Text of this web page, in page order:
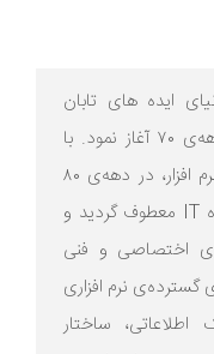
ایده های تابان
فناوری (داتک) فعالیت خود را در دهه‌ی 70 آغاز نمود. با
گسترش مباحث فناوری اطلاعات و نرم افزار، در دهه‌ی 80
فعالیت شرکت بصورت متمرکز به حوزه IT معطوف گردید و
اختصاصی و فنی
گسترده‌ی نرم افزاری
ساختار